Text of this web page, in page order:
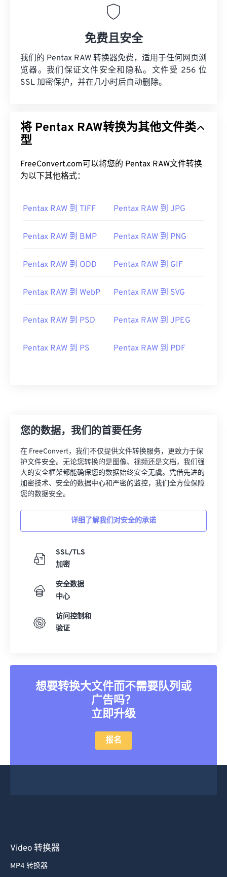
免费且安全
我们的 Pentax RAW 转换器免费，适用于任何网页浏
览器。我们保证文件安全和隐私。文件受 256 位
SSL 加密保护，并在几小时后自动删除。
将 Pentax RAW转换为其他文件类
型
FreeConvert.com可以将您的 Pentax RAW文件转换
为以下其他格式：
Pentax RAW 到 TIFF Pentax RAW 到 JPG
Pentax RAW 到 BMP Pentax RAW 到 PNG
Pentax RAW 到 ODD Pentax RAW 到 GIF
Pentax RAW 到 WebP Pentax RAW 到 SVG
Pentax RAW 到 PSD Pentax RAW 到 JPEG
Pentax RAW 到 PS Pentax RAW 到 PDF
您的数据，我们的首要任务
在 FreeConvert，我们不仅提供文件转换服务，更致力于保
护文件安全。无论您转换的是图像、视频还是文档，我们强
大的安全框架都能确保您的数据始终安全无虞。凭借先进的
加密技术、安全的数据中心和严密的监控，我们全方位保障
您的数据安全。
详细了解我们对安全的承诺
SSL/TLS
加密
安全数据
中心
访问控制和
验证
想要转换大文件而不需要队列或
广告吗？
立即升级
报名
Video 转换器
MP4 转换器